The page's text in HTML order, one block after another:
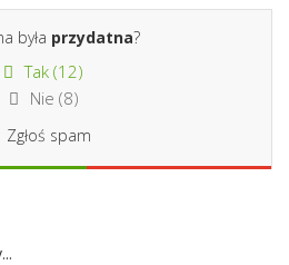
była przydatna?
Tak (12)
Nie (8)
Zgłoś spam